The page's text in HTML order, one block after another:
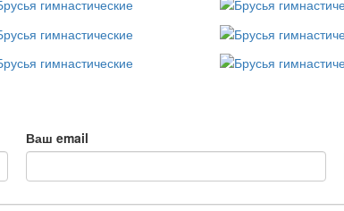
Ваш email